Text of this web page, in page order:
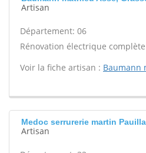
Artisan
Département: 06
Rénovation électrique
Voir la fiche artisan : Baumann
Medoc serrurerie martin
Artisan